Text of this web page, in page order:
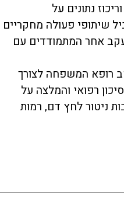
נתונים על
שיתופי פעולה מחקריים
אחר המתמודדים עם
רופא המשפחה לצורך
רפואי והמלצה על
ניטור לחץ דם, רמות